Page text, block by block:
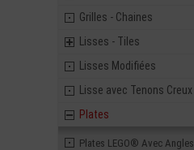
Grilles - Chaines
Lisses - Tiles
Lisses Modifiées
Lisse avec Tenons Creux
Plates
Plates LEGO® Avec Angles